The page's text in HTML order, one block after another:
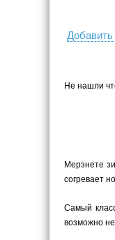
Не нашли
Мерзнете
согревает
Самый
возможно